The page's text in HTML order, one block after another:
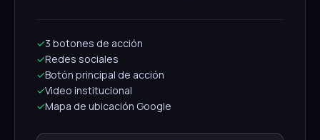
✓3 botones de acción
✓Redes sociales
✓Botón principal de acción
✓Video institucional
✓Mapa de ubicación Google